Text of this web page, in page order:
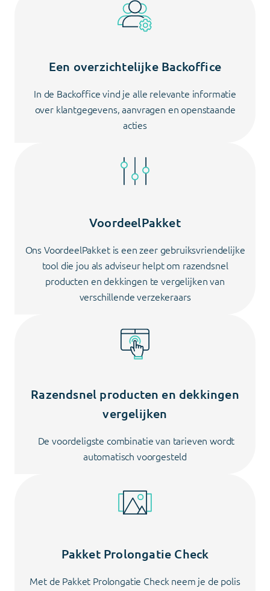
Een overzichtelijke Backoffice
In de Backoffice vind je alle relevante informatie
over klantgegevens, aanvragen en openstaande
acties
VoordeelPakket
Ons VoordeelPakket is een zeer gebruiksvriendelijke
tool die jou als adviseur helpt om razendsnel
producten en dekkingen te vergelijken van
verschillende verzekeraars
Razendsnel producten en dekkingen
vergelijken
De voordeligste combinatie van tarieven wordt
automatisch voorgesteld
Pakket Prolongatie Check
Met de Pakket Prolongatie Check neem je de polis